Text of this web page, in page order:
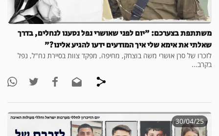
משתתפת בצערכם: "יום לפני שאושרי נפל נסענו לנחלים, בדרך
שאלתי את אימא שלי איך המודעים ידעו להגיע אלינו?"
לזכרו של סרן אושרי משה בוצחק, מחיפה, מפקד צוות בסיירת נח"ל, נפל
בקרב...
30/04/25